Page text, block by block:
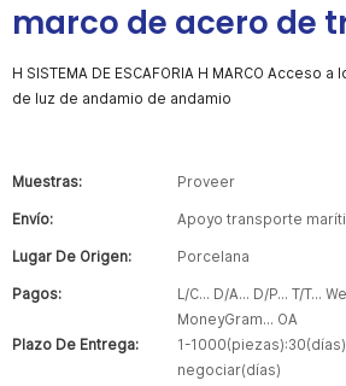
marco de acero de
H SISTEMA DE ESCAFORIA H MARCO Acceso
de luz de andamio de andamio
Muestras: Proveer
Envío: Apoyo transporte
Lugar De Origen: Porcelana
Pagos:
L/C... D/A... D/P... T/T...
MoneyGram... OA
Plazo De Entrega:
1-
negociar(días)